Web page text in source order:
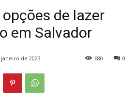
de lazer
em Salvador
de 2023 0
680